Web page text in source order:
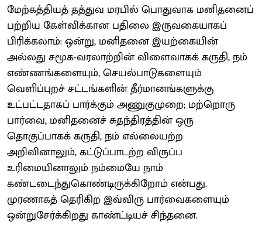
மேற்கத்தியத் தத்துவ மரபில் பொதுவாக மனிதனைப்
பற்றிய கேள்விக்கான பதிலை இருவகையாகப்
பிரிக்கலாம்: ஒன்று, மனிதனை இயற்கையின்
அல்லது சமூக-வரலாற்றின் விளைவாகக் கருதி, நம்
எண்ணங்களையும், செயல்பாடுகளையும்
வெளிப்புறச் சட்டங்களின் தீர்மானங்களுக்கு
உட்பட்டதாகப் பார்க்கும் அணுகுமுறை; மற்றொரு
பார்வை, மனிதனைச் சுதந்திரத்தின் ஒரு
தொகுப்பாகக் கருதி, நம் எல்லையற்ற
அறிவினாலும், கட்டுப்பாடற்ற விருப்ப
உரிமையினாலும் நம்மையே நாம்
கண்டடைந்துகொண்டிருக்கிறோம் என்பது.
முரணாகத் தெரிகிற இவ்விரு பார்வைகளையும்
ஒன்றுசேர்க்கிறது காண்ட்டியச் சிந்தனை.